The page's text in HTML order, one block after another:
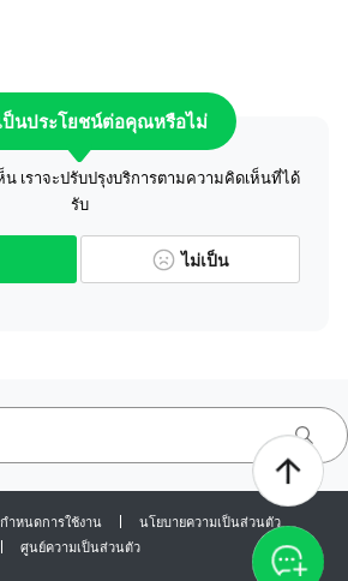
ป็นประโยชน์ต่อคุณหรือไม่
เราจะปรับปรุงบริการตามความคิดเห็นที่ได้
รับ
ไม่เป็น
ำหนดการใช้งาน
นโยบายความเป็นส่วนตัว
ศูนย์ความเป็นส่วนตัว